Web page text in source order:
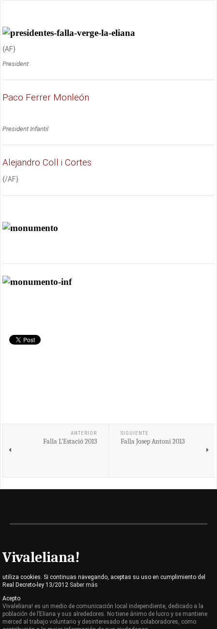
{AF}
President
Paco Ferrer Monleón
President Infantil
Alejandro Coll i Cortes
{/AF}
ANTERIOR
Falla L'Estació 2013
SIGUIENTE
Falla Josep Antoni 2013
Vivaleliana!
utiliza cookies. Si continuas navegando, aceptas su uso en cumplimiento del
Real Decreto-ley 13/2012 Saber más
Acepto
Vivaleliana! es un medio de comunicación local independiente, dedicado a la
población de l’Eliana y sus alrededores. No tiene ánimo de lucro y se mantiene
merced al trabajo voluntario y desinteresado de sus colaboradores, como